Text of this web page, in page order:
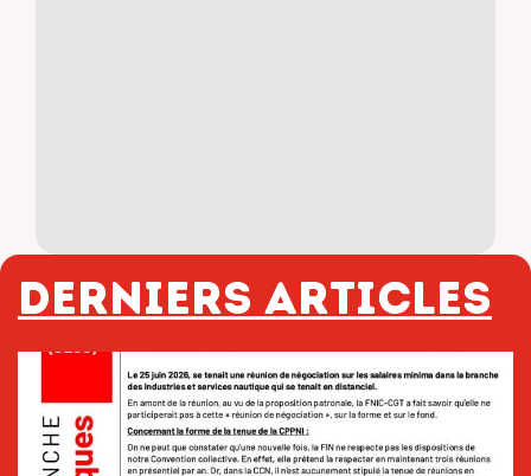
Derniers articles